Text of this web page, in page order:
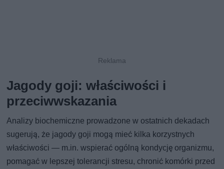
Jagody goji: właściwości i
przeciwwskazania
Analizy biochemiczne prowadzone w ostatnich dekadach
sugerują, że jagody goji mogą mieć kilka korzystnych
właściwości — m.in. wspierać ogólną kondycję organizmu,
pomagać w lepszej tolerancji stresu, chronić komórki przed